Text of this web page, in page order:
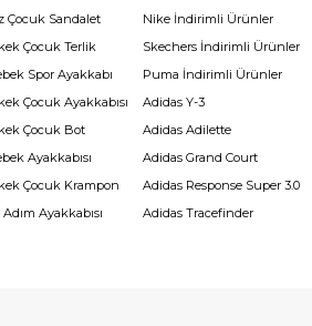
Çocuk Sandalet
Çocuk Terlik
Spor Ayakkabı
Çocuk Ayakkabısı
Çocuk Bot
Ayakkabısı
Çocuk Krampon
Ayakkabısı
Nike İndirimli Ürünler
Skechers İndirimli Ürünler
Puma İndirimli Ürünler
Adidas Y-3
Adidas Adilette
Adidas Grand Court
Adidas Response Super 3.0
Adidas Tracefinder